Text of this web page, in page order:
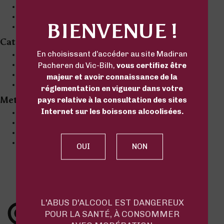
November 2018
Categories
Actualité UK
Comprendre UK
Conseils UK
Événement UK
Meta
Comments feed
BIENVENUE !
En choisissant d’accéder au site Madiran
Pacheren du Vic-Bilh, vous certifiez être
majeur et avoir connaissance de la
réglementation en vigueur dans votre
pays relative à la consultation des sites
Internet sur les boissons alcoolisées.
L'ABUS D'ALCOOL EST DANGEREUX
POUR LA SANTÉ, À CONSOMMER